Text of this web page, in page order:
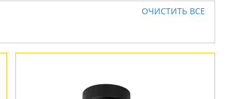
ОЧИСТИТЬ ВСЕ